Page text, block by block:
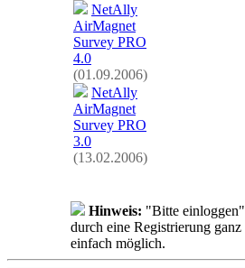
NetAlly
AirMagnet
Survey PRO
4.0
(01.09.2006)
NetAlly
AirMagnet
Survey PRO
3.0
(13.02.2006)
Hinweis: "Bitte
durch eine Registrierung ganz
einfach möglich.